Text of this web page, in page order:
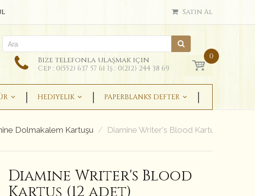
Satın Al
Bize telefonla ulaşmak için
Cep : 0(552) 637 57 61 İş : 0(212) 244 38 69
0
HEDIYELIK PAPERBLANKS DEFTER
Dolmakalem Kartuşu Diamine Writer's Blood Kartuş (12 adet)
Diamine Writer's Blood
Kartuş (12 adet)